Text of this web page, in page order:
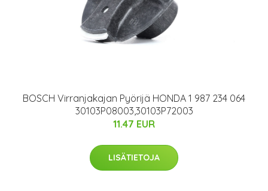
BOSCH Virranjakajan Pyörijä HONDA 1 987 234 064
30103P08003,30103P72003
11.47 EUR
LISÄTIETOJA